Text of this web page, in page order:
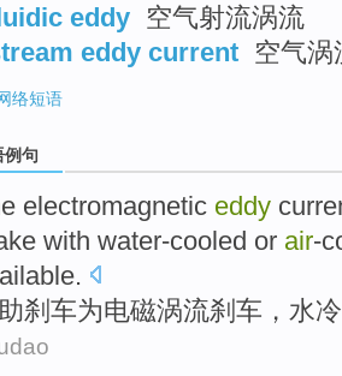
eddy 空气射流涡流
eddy current 空气涡
络短语
例句
electromagnetic eddy
with water-cooled or air-
.
刹车为电磁涡流刹车， 水冷